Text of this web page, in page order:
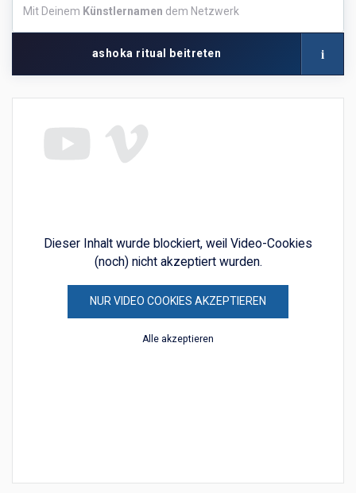
Deinem
Künstlernamen
Mit Deinem Künstlernamen dem Netzwerk
ashoka ritual beitreten i
Dieser Inhalt wurde blockiert, weil Video-Cookies
(noch) nicht akzeptiert wurden.
NUR VIDEO COOKIES AKZEPTIEREN
Alle akzeptieren